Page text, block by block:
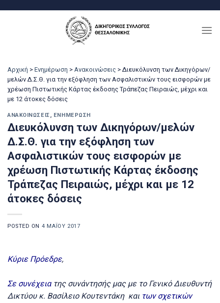
Αρχική > Ενημέρωση > Ανακοινώσεις > Διευκόλυνση των Δικηγόρων/
μελών Δ.Σ.Θ. για την εξόφληση των Ασφαλιστικών τους εισφορών με
χρέωση Πιστωτικής Κάρτας έκδοσης Τράπεζας Πειραιώς, μέχρι και
με 12 άτοκες δόσεις
ΑΝΑΚΟΙΝΏΣΕΙΣ , ΕΝΗΜΈΡΩΣΗ
Διευκόλυνση των Δικηγόρων/μελών
Δ.Σ.Θ. για την εξόφληση των
Ασφαλιστικών τους εισφορών με
χρέωση Πιστωτικής Κάρτας έκδοσης
Τράπεζας Πειραιώς, μέχρι και με 12
άτοκες δόσεις
POSTED ON 4 ΜΑΪ́ΟΥ 2017
Κύριε Πρόεδρε,
Σε συνέχεια της συνάντησής μας με το Γενικό Διευθυντή
Δικτύου κ. Βασίλειο Κουτεντάκη και των σχετικών